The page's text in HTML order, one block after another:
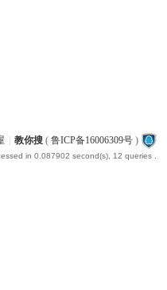
教你搜( 鲁ICP备16006309号)
in 0.087902 second(s), 12 queries .